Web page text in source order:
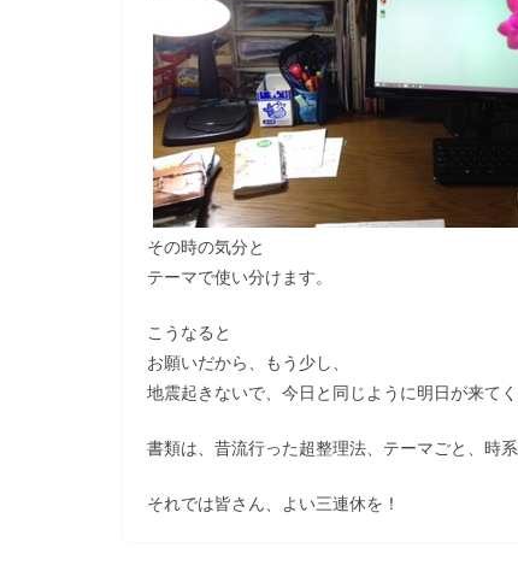
その時の気分と
テーマで使い分けます。
こうなると
お願いだから、もう少し、
地震起きないで、今日と同じように明日が来て
書類は、昔流行った超整理法、テーマごと、時
それでは皆さん、よい三連休を！